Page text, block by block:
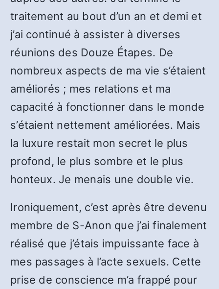
traitement au bout d’un an et demi et
j’ai continué à assister à diverses
réunions des Douze Étapes. De
nombreux aspects de ma vie s’étaient
améliorés ; mes relations et ma
capacité à fonctionner dans le monde
s’étaient nettement améliorées. Mais
la luxure restait mon secret le plus
profond, le plus sombre et le plus
honteux. Je menais une double vie.
Ironiquement, c’est après être devenu
membre de S-Anon que j’ai finalement
réalisé que j’étais impuissante face à
mes passages à l’acte sexuels. Cette
prise de conscience m’a frappé pour